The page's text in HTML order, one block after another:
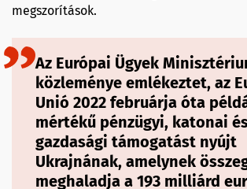
megszorítások.
Az Európai Ügyek
közleménye emlékeztet, az
Unió 2022 februárja óta
mértékű pénzügyi, katonai
gazdasági támogatást nyújt
Ukrajnának, amelynek
meghaladja a 193 milliárd